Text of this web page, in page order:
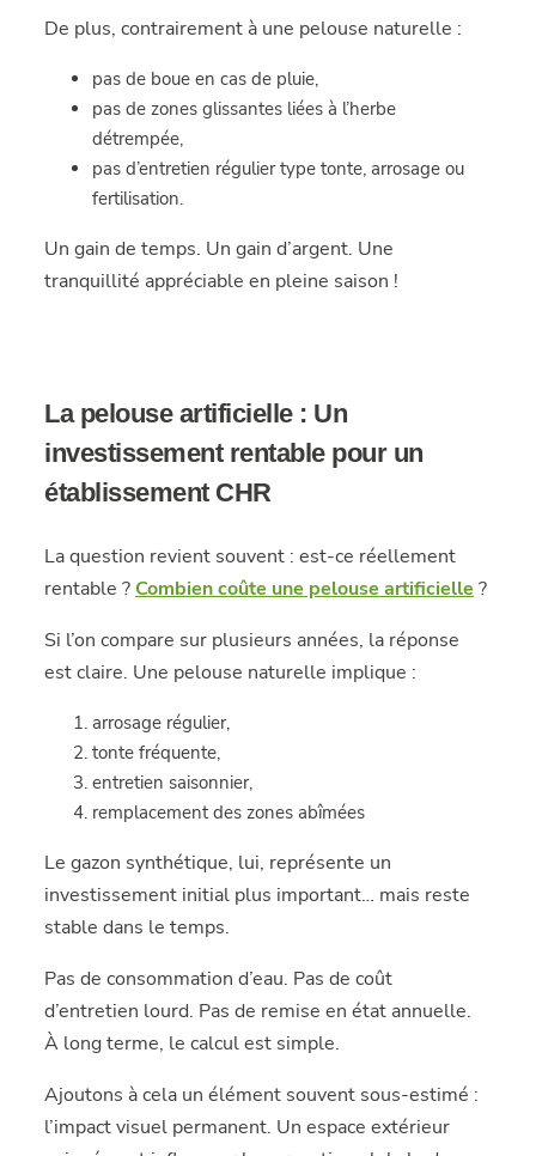
De plus, contrairement à une pelouse naturelle :
pas de boue en cas de pluie,
pas de zones glissantes liées à l’herbe
détrempée,
pas d’entretien régulier type tonte, arrosage ou
fertilisation.
Un gain de temps. Un gain d’argent. Une
tranquillité appréciable en pleine saison !
La pelouse artificielle : Un
investissement rentable pour un
établissement CHR
La question revient souvent : est-ce réellement
rentable ?Combien coûte une pelouse artificielle ?
Si l’on compare sur plusieurs années, la réponse
est claire. Une pelouse naturelle implique :
arrosage régulier,
tonte fréquente,
entretien saisonnier,
remplacement des zones abîmées
Le gazon synthétique, lui, représente un
investissement initial plus important… mais reste
stable dans le temps.
Pas de consommation d’eau. Pas de coût
d’entretien lourd. Pas de remise en état annuelle.
À long terme, le calcul est simple.
Ajoutons à cela un élément souvent sous-estimé :
l’impact visuel permanent. Un espace extérieur